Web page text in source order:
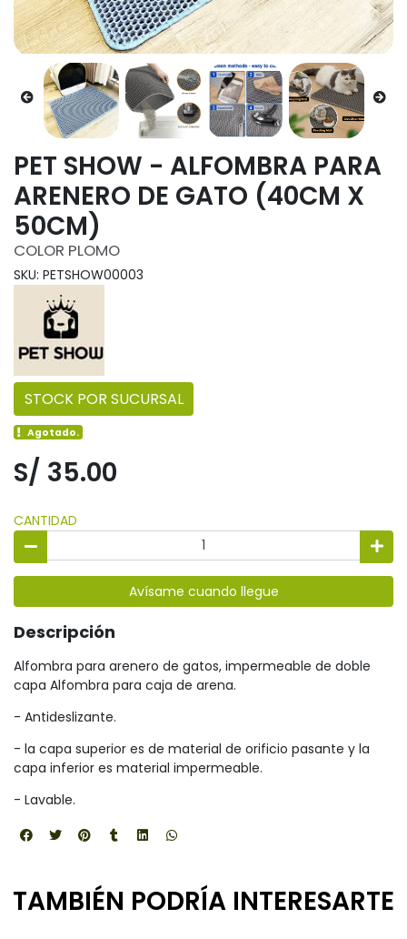
PET SHOW - ALFOMBRA PARA
ARENERO DE GATO (40CM X
50CM)
COLOR PLOMO
SKU: PETSHOW00003
STOCK POR SUCURSAL
Agotado.
S/ 35.00
CANTIDAD
Avísame cuando llegue
Descripción
Alfombra para arenero de gatos, impermeable de doble
capa Alfombra para caja de arena.
- Antideslizante.
- la capa superior es de material de orificio pasante y la
capa inferior es material impermeable.
- Lavable.
TAMBIÉN PODRÍA INTERESARTE